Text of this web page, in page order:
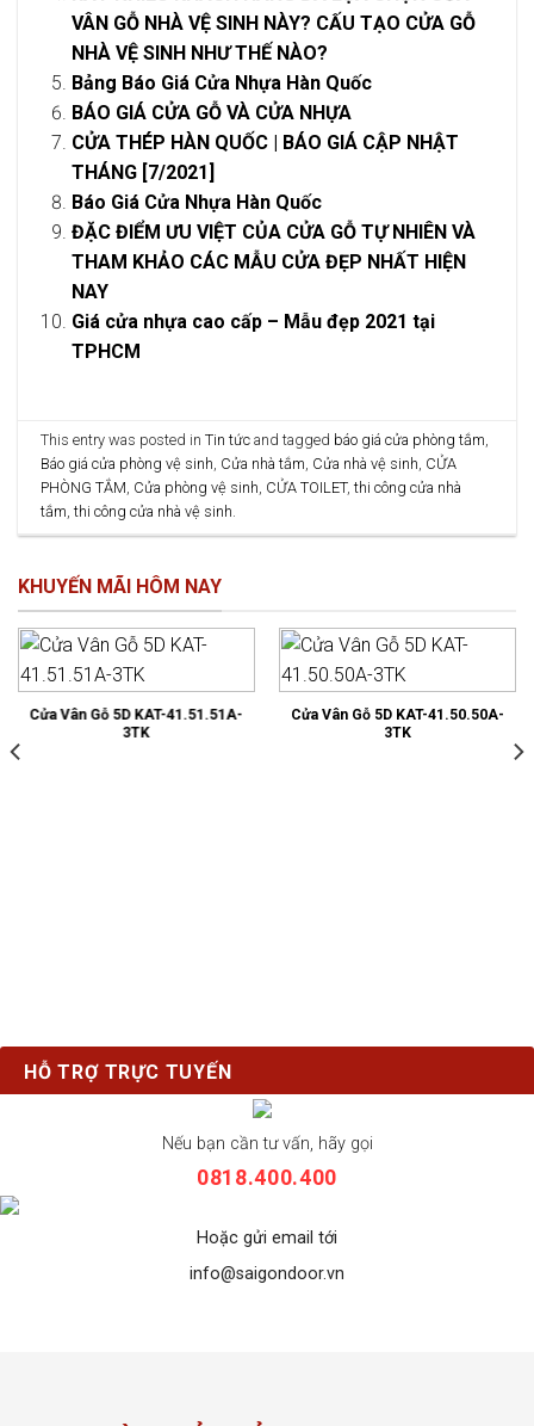
VÂN GỖ NHÀ VỆ SINH NÀY? CẤU TẠO CỬA GỖ
NHÀ VỆ SINH NHƯ THẾ NÀO?
Bảng Báo Giá Cửa Nhựa Hàn Quốc
BÁO GIÁ CỬA GỖ VÀ CỬA NHỰA
CỬA THÉP HÀN QUỐC | BÁO GIÁ CẬP NHẬT
THÁNG [7/2021]
Báo Giá Cửa Nhựa Hàn Quốc
ĐẶC ĐIỂM ƯU VIỆT CỦA CỬA GỖ TỰ NHIÊN VÀ
THAM KHẢO CÁC MẪU CỬA ĐẸP NHẤT HIỆN
NAY
Giá cửa nhựa cao cấp – Mẫu đẹp 2021 tại
TPHCM
This entry was posted inTin tức and tagged báo giá cửa phòng tắm,
Báo giá cửa phòng vệ sinh, Cửa nhà tắm, Cửa nhà vệ sinh, CỬA
PHÒNG TẮM, Cửa phòng vệ sinh, CỬA TOILET,thi công cửa nhà
tắm,thi công cửa nhà vệ sinh.
KHUYẾN MÃI HÔM NAY
Cửa Vân Gỗ 5D KAT-41.51.51A-
3TK
Cửa Vân Gỗ 5D KAT-41.50.50A-
3TK
HỖ TRỢ TRỰC TUYẾN
Nếu bạn cần tư vấn, hãy gọi
0818.400.400
Hoặc gửi email tới
info@saigondoor.vn